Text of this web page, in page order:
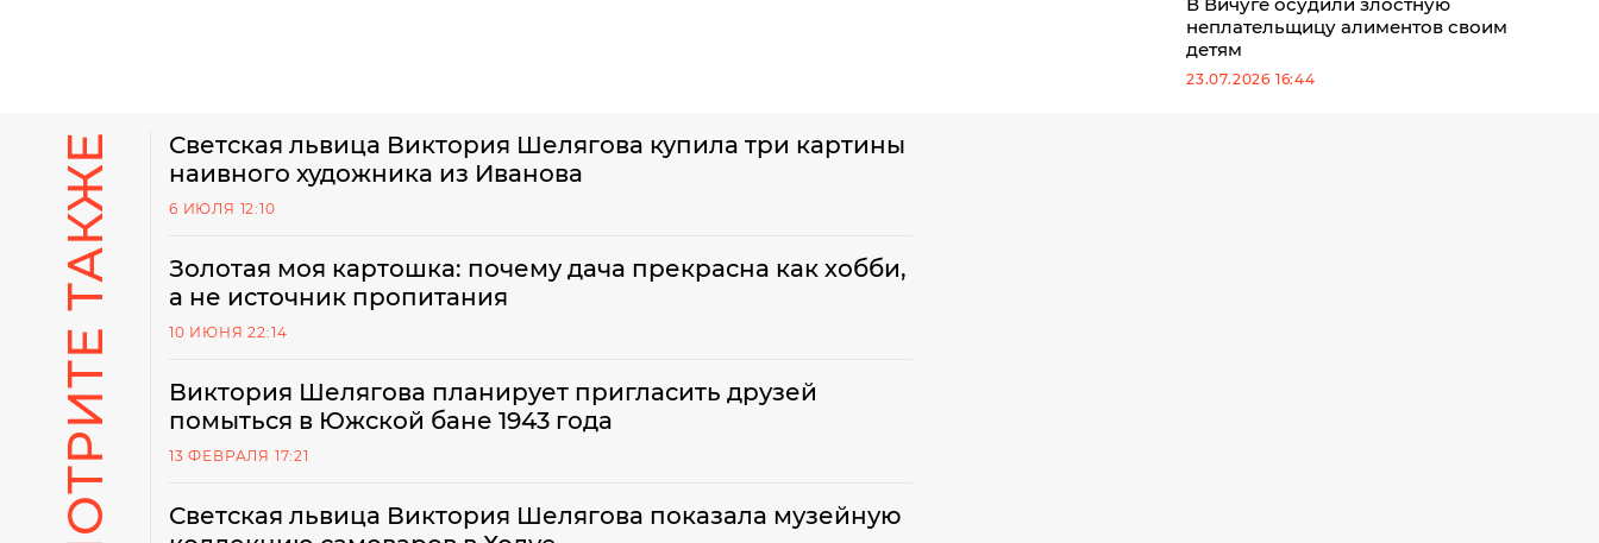
неплательщицу алиментов своим
детям
23.07.2026 16:44
СМОТРИТЕ ТАКЖЕ
Светская львица Виктория Шелягова купила три картины
наивного художника из Иванова
6 ИЮЛЯ 12:10
Золотая моя картошка: почему дача прекрасна как хобби,
а не источник пропитания
10 ИЮНЯ 22:14
Виктория Шелягова планирует пригласить друзей
помыться в Южской бане 1943 года
13 ФЕВРАЛЯ 17:21
Светская львица Виктория Шелягова показала музейную